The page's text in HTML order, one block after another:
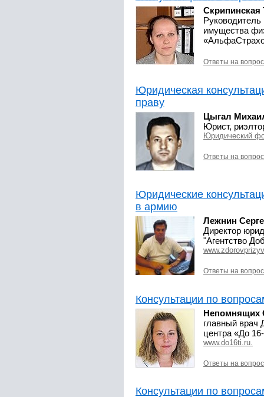
Скрипинская
Руководитель
имущества
Ответы на
Юридическая
праву
Цыгал
Юрист,
Юридический
Ответы на
Юридические
в армию
Лежнин
Директор
"Агентство
Ответы на
Консультации по
Непомнящих
главный врач
центра «До
www.do16ti.ru.
Ответы на
Консультации по